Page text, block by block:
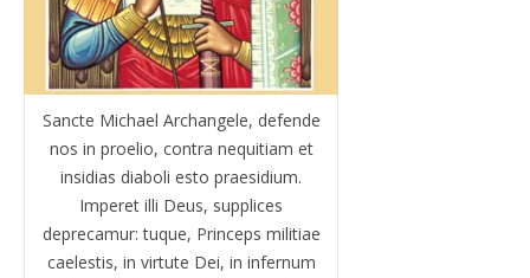
Sancte Michael Archangele, defende
nos in proelio, contra nequitiam et
insidias diaboli esto praesidium.
Imperet illi Deus, supplices
deprecamur: tuque, Princeps militiae
caelestis, in virtute Dei, in infernum